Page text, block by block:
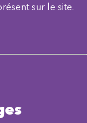
sur le site.